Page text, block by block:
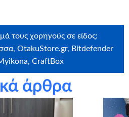
τους χορηγούς σε είδος:
OtakuStore.gr, Βitdefender
CraftBox
εταιρείαCraftbox.gr
για την
έκπληξη σε όλα τα παιδιά μας,
άρθρα